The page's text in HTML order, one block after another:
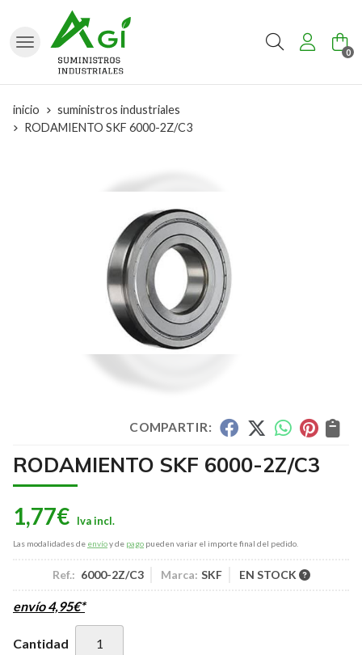
Buscar 0
inicio
suministros industriales
RODAMIENTO SKF 6000-2Z/C3
COMPARTIR:
RODAMIENTO SKF 6000-2Z/C3
1,77€
Las modalidades de envíoy de pago pueden variar el importe final del pedido.
Ref.: 6000-2Z/C3 Marca: SKF EN STOCK
envío4,95€*
Cantidad